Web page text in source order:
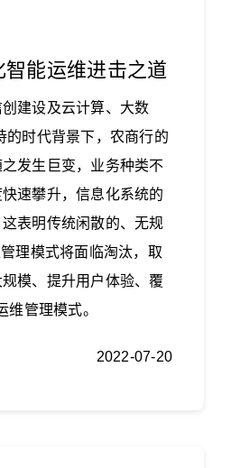
能运维进击之道
建设及云计算、大数
的时代背景下，农商行的
发生巨变，业务种类不
速攀升，信息化系统的
表明传统闲散的、无规
理模式将面临淘汰，取
模、提升用户体验、覆
维管理模式。
2022-07-20